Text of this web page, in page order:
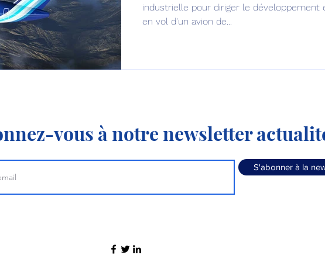
industrielle pour diriger le développement
en vol d'un avion de...
vous à notre newsletter
S'abonner à la